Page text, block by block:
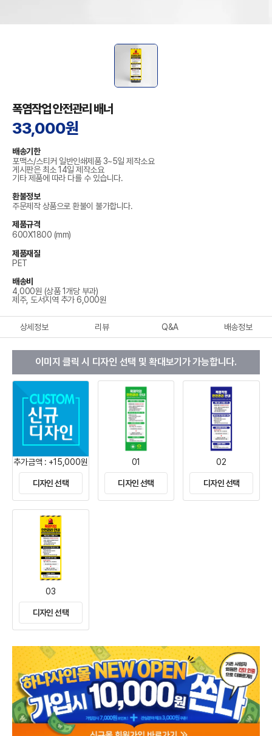
폭염작업 안전관리 배너
33,000원
배송기한
포맥스/스티커 일반인쇄제품 3~5일 제작소요
게시판은 최소 14일 제작소요
기타 제품에 따라 다를 수 있습니다.
환불정보
주문제작 상품으로 환불이 불가합니다.
제품규격
600X1800 (mm)
제품재질
PET
배송비
4,000원 (상품 1개당 부과)
제주, 도서지역 추가 6,000원
상세정보 리뷰 Q&A 배송정보
이미지 클릭 시 디자인 선택 및 확대보기가 가능합니다.
추가금액 : +15,000원
디자인 선택
01
디자인 선택
02
디자인 선택
03
디자인 선택